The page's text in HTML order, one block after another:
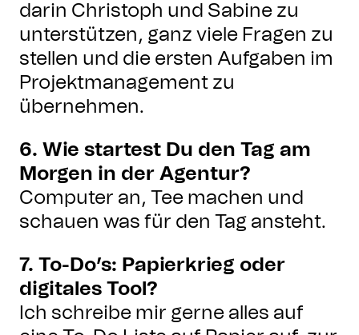
darin Christoph und Sabine zu
unterstützen, ganz viele Fragen zu
stellen und die ersten Aufgaben im
Projektmanagement zu
übernehmen.
6. Wie startest Du den Tag am
Morgen in der Agentur?
Computer an, Tee machen und
schauen was für den Tag ansteht.
7. To-Do’s: Papierkrieg oder
digitales Tool?
Ich schreibe mir gerne alles auf